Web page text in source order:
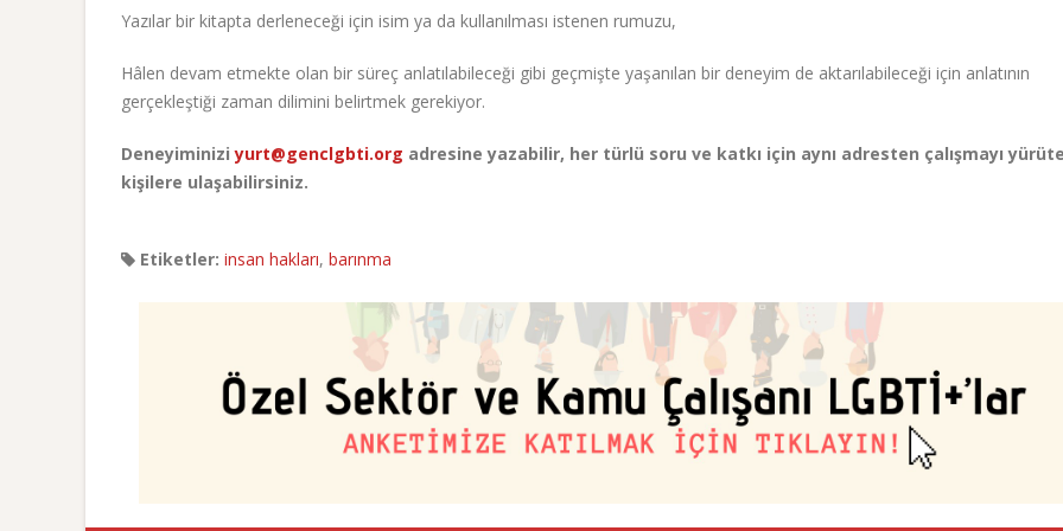
Yazılar bir kitapta derleneceği için isim ya da kullanılması istenen rumuzu,
Hâlen devam etmekte olan bir süreç anlatılabileceği gibi geçmişte yaşanılan bir deneyim de aktarılabileceği için anlatının
gerçekleştiği zaman dilimini belirtmek gerekiyor.
Deneyiminiziyurt@genclgbti.org adresine yazabilir, her türlü soru ve katkı için aynı adresten çalışmayı
kişilere ulaşabilirsiniz.
Etiketler: insan hakları, barınma